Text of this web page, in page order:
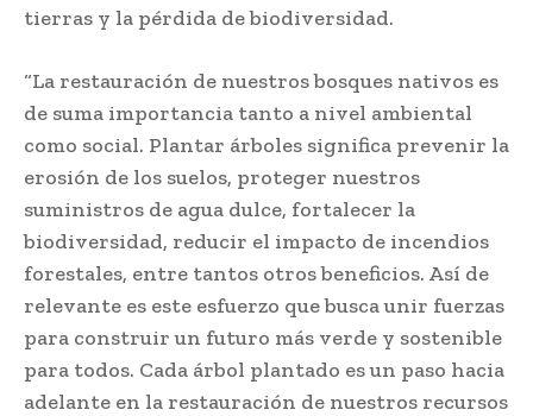
tierras y la pérdida de biodiversidad.
“La restauración de nuestros bosques nativos es
de suma importancia tanto a nivel ambiental
como social. Plantar árboles significa prevenir la
erosión de los suelos, proteger nuestros
suministros de agua dulce, fortalecer la
biodiversidad, reducir el impacto de incendios
forestales, entre tantos otros beneficios. Así de
relevante es este esfuerzo que busca unir fuerzas
para construir un futuro más verde y sostenible
para todos. Cada árbol plantado es un paso hacia
adelante en la restauración de nuestros recursos